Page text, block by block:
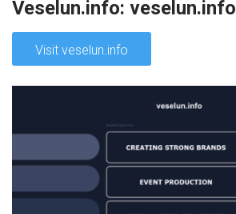
Veselun.info: veselun.info
Visit veselun.info